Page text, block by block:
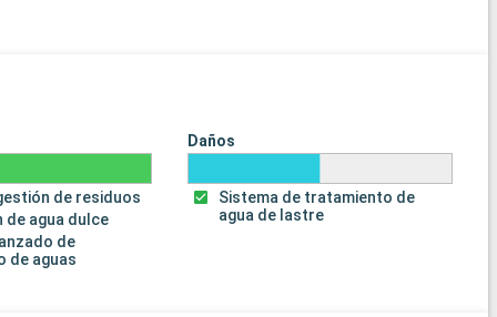
de residuos
de agua dulce
de
de aguas
Daños
Sistema de tratamiento de
agua de lastre